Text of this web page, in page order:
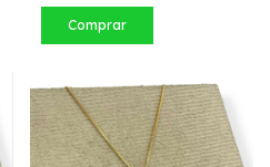
Comprar